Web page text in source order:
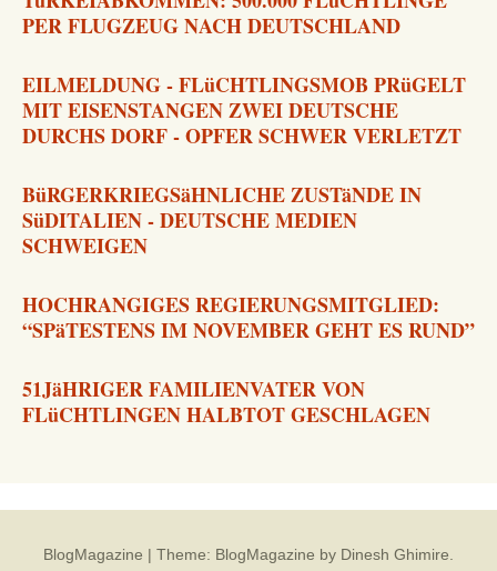
PER FLUGZEUG NACH DEUTSCHLAND
EILMELDUNG - FLüCHTLINGSMOB PRüGELT
MIT EISENSTANGEN ZWEI DEUTSCHE
DURCHS DORF - OPFER SCHWER VERLETZT
BüRGERKRIEGSäHNLICHE ZUSTäNDE IN
SüDITALIEN - DEUTSCHE MEDIEN
SCHWEIGEN
HOCHRANGIGES REGIERUNGSMITGLIED:
“SPäTESTENS IM NOVEMBER GEHT ES RUND”
51JäHRIGER FAMILIENVATER VON
FLüCHTLINGEN HALBTOT GESCHLAGEN
BlogMagazine | Theme: BlogMagazine by Dinesh Ghimire.